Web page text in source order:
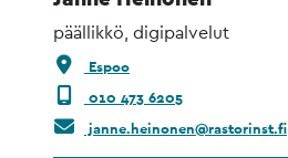
päällikkö, digipalvelut
Espoo
010 473 6205
janne.heinonen@rastorinst.fi